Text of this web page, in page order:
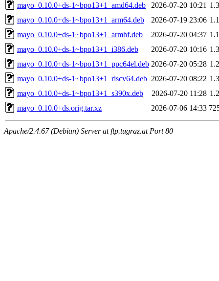
mayo_0.10.0+ds-1~bpo13+1_amd64.deb
2026-07-20 10:21
mayo_0.10.0+ds-1~bpo13+1_arm64.deb
2026-07-19 23:06
mayo_0.10.0+ds-1~bpo13+1_armhf.deb
2026-07-20 04:37
mayo_0.10.0+ds-1~bpo13+1_i386.deb
2026-07-20 10:16
mayo_0.10.0+ds-1~bpo13+1_ppc64el.deb 2026-07-20 05:28
mayo_0.10.0+ds-1~bpo13+1_riscv64.deb 2026-07-20 08:22
mayo_0.10.0+ds-1~bpo13+1_s390x.deb
2026-07-20 11:28
mayo_0.10.0+ds.orig.tar.xz
2026-07-06 14:33
Apache/2.4.67 (Debian) Server at ftp.tugraz.at Port 80